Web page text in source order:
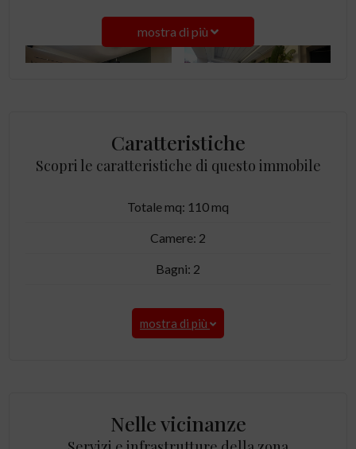
mostra di più
Caratteristiche
Scopri le caratteristiche di questo immobile
Totale mq: 110 mq
Camere: 2
Bagni: 2
mostra di più
Nelle vicinanze